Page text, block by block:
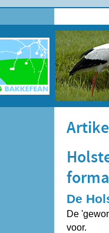
De
De
voor.